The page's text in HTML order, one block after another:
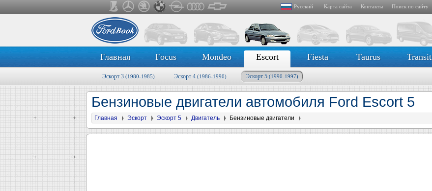
Русский Карта сайта Контакты Поиск по сайту
Главная Focus Mondeo Escort Fiesta Taurus Transit
Эскорт 3 (1980-1985) Эскорт 4 (1986-1990) Эскорт 5 (1990-1997)
Бензиновые двигатели автомобиля Ford Escort 5
Главная Эскорт Эскорт 5 Двигатель Бензиновые двигатели